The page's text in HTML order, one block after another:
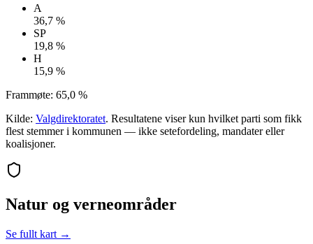
A
36,7 %
SP
19,8 %
H
15,9 %
Frammøte: 65,0 %
Kilde: Valgdirektoratet. Resultatene viser kun hvilket parti som fikk
flest stemmer i kommunen — ikke setefordeling, mandater eller
koalisjoner.
Natur og verneområder
Se fullt kart →